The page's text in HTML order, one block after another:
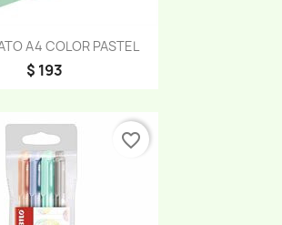
A4 COLOR PASTEL
$ 193
Vista rápida
favorite_border